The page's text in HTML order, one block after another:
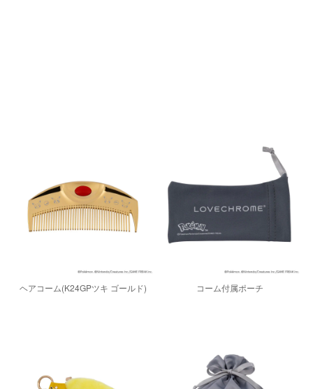
ヘアコーム(K24GPツキ ゴールド) コーム付属ポーチ